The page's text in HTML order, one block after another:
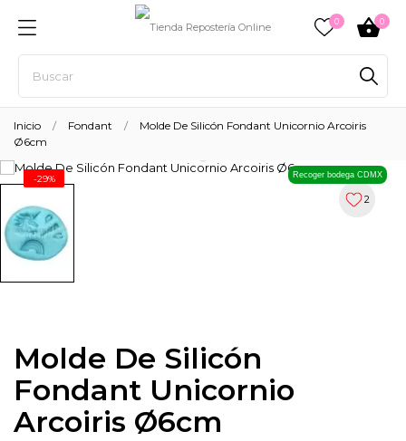
0
0
Inicio Fondant
Molde De Silicón Fondant Unicornio Arcoiris
Ø6cm
-29% Recoger bodega CDMX
2
Molde De Silicón
Fondant Unicornio
Arcoiris Ø6cm